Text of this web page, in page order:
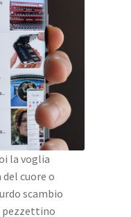
la voglia
cuore o
scambio
pezzettino